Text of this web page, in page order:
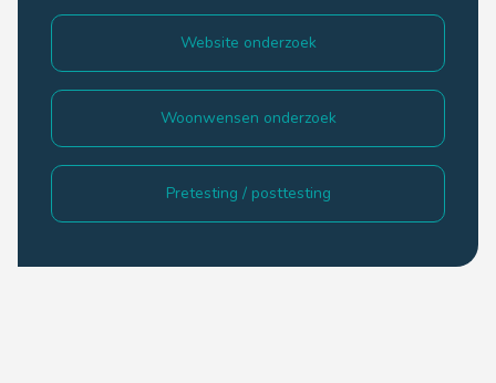
Website onderzoek
Woonwensen onderzoek
Pretesting / posttesting